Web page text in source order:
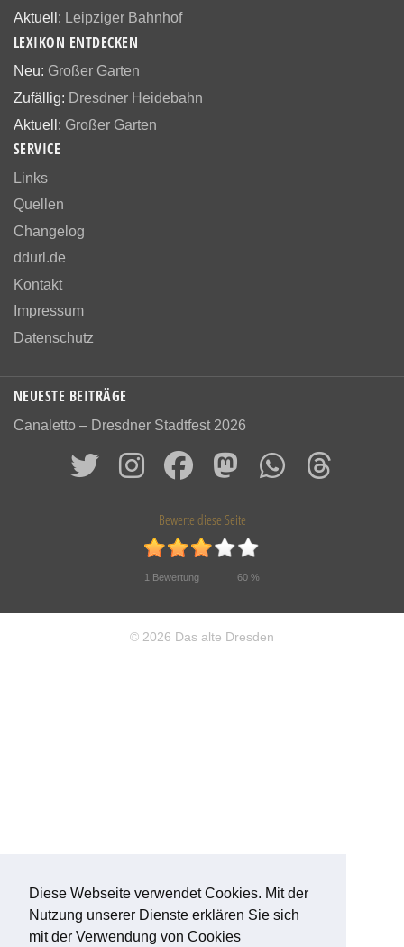
Diese Webseite verwendet Cookies. Mit der
Nutzung unserer Dienste erklären Sie sich
mit der Verwendung von Cookies
Aktuell: Leipziger Bahnhof
LEXIKON ENTDECKEN
Neu: Großer Garten
Zufällig: Dresdner Heidebahn
Aktuell: Großer Garten
SERVICE
Links
Quellen
Changelog
ddurl.de
Kontakt
Impressum
Datenschutz
NEUESTE BEITRÄGE
Canaletto – Dresdner Stadtfest 2026
Bewerte diese Seite
1 Bewertung 60 %
© 2026 Das alte Dresden